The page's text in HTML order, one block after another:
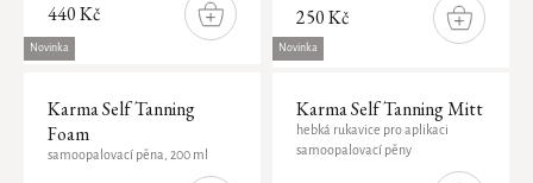
VŮNĚ DO AUTA
Parfémy do auta
Dárkové sady
250 Kč
DO
KOŠÍKU
440 Kč
DO
KOŠÍKU
Novinka
Karma Self Tanning
Foam
samoopalovací pěna, 200 ml
Novinka
Karma Self Tanning Mitt
hebká rukavice pro aplikaci
samoopalovací pěny